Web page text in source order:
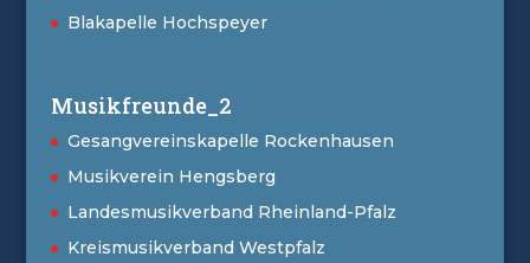
Blakapelle Hochspeyer
Musikfreunde_2
Gesangvereinskapelle Rockenhausen
Musikverein Hengsberg
Landesmusikverband Rheinland-Pfalz
Kreismusikverband Westpfalz